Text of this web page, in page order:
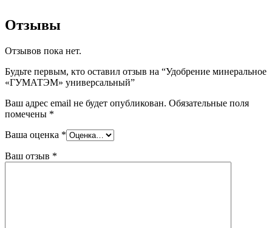
Отзывы
Отзывов пока нет.
Будьте первым, кто оставил отзыв на “Удобрение минеральное
«ГУМАТЭМ» универсальный”
Ваш адрес email не будет опубликован. Обязательные поля
помечены *
Ваша оценка *
Ваш отзыв *